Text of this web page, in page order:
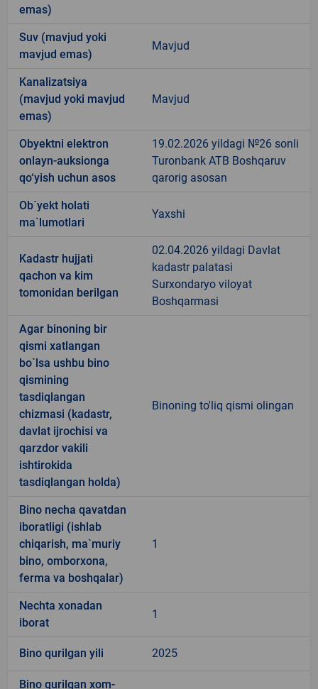
emas)
Suv (mavjud yoki
mavjud emas)
Mavjud
Kanalizatsiya
(mavjud yoki mavjud
emas)
Mavjud
Obyektni elektron
onlayn-auksionga
qo‘yish uchun asos
19.02.2026 yildagi №26 sonli
Turonbank ATB Boshqaruv
qarorig asosan
Ob`yekt holati
ma`lumotlari
Yaxshi
Kadastr hujjati
qachon va kim
tomonidan berilgan
02.04.2026 yildagi Davlat
kadastr palatasi
Surxondaryo viloyat
Boshqarmasi
Agar binoning bir
qismi xatlangan
bo`lsa ushbu bino
qismining
tasdiqlangan
chizmasi (kadastr,
davlat ijrochisi va
qarzdor vakili
ishtirokida
tasdiqlangan holda)
Binoning to'liq qismi olingan
Bino necha qavatdan
iboratligi (ishlab
chiqarish, ma`muriy
bino, omborxona,
ferma va boshqalar)
1
Nechta xonadan
iborat
1
Bino qurilgan yili 2025
Bino qurilgan xom-